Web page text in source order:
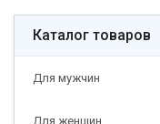
Каталог товаров
Для мужчин
Для женщин